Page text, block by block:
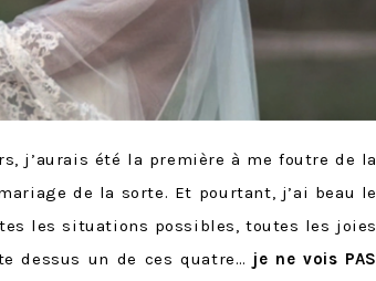
j’aurais été la première à me foutre de la
de la sorte. Et pourtant, j’ai beau le
les situations possibles, toutes les joies
dessus un de ces quatre… je ne vois PAS